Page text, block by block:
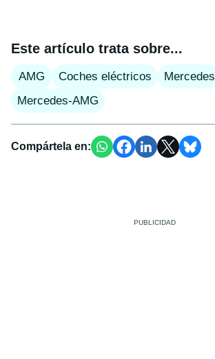
Este artículo trata sobre...
AMG Coches eléctricos
Mercedes
Mercedes-AMG
Compártela en: